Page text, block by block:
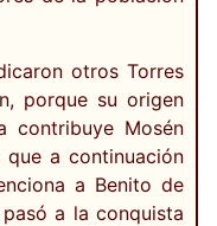
otros Torres
porque su origen
contribuye Mosén
a continuación
a Benito de
a la conquista